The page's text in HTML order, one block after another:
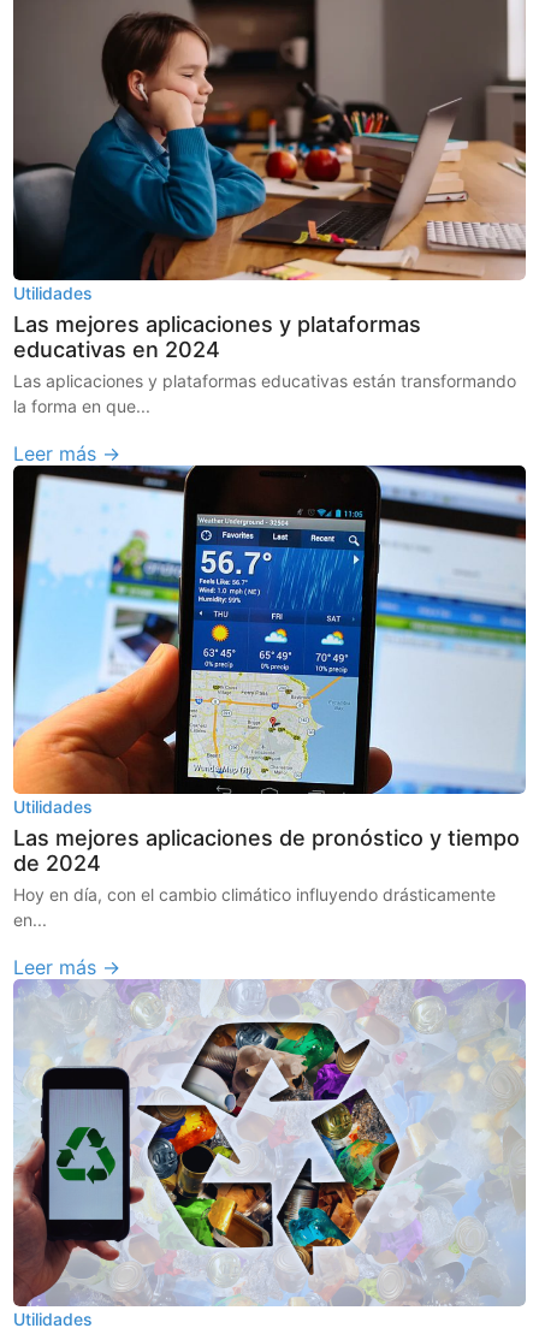
Utilidades
Las mejores aplicaciones y plataformas
educativas en 2024
Las aplicaciones y plataformas educativas están transformando
la forma en que...
Leer más →
Utilidades
Las mejores aplicaciones de pronóstico y tiempo
de 2024
Hoy en día, con el cambio climático influyendo drásticamente
en...
Leer más →
Utilidades